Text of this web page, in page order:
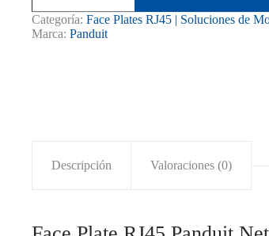
NetKey
1
Puerto
Categoría: Face Plates RJ45 | Soluciones de
Marca: Panduit
Descripción Valoraciones (0)